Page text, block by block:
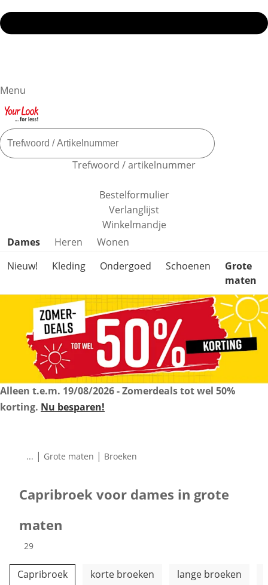
Menu
Trefwoord / artikelnummer
Bestelformulier
Verlanglijst
Winkelmandje
Productcategorieën overslaan
Dames Heren
Wonen
Nieuw!
Kleding Ondergoed Schoenen
Grote
maten
Alleen t.e.m. 19/08/2026- Zomerdeals tot wel 50%
korting. Nu besparen!
... | Grote maten | Broeken
Capribroek voor dames in grote
maten
producten
29
Meer categorieën overslaan
Capribroek korte broeken lange broeken